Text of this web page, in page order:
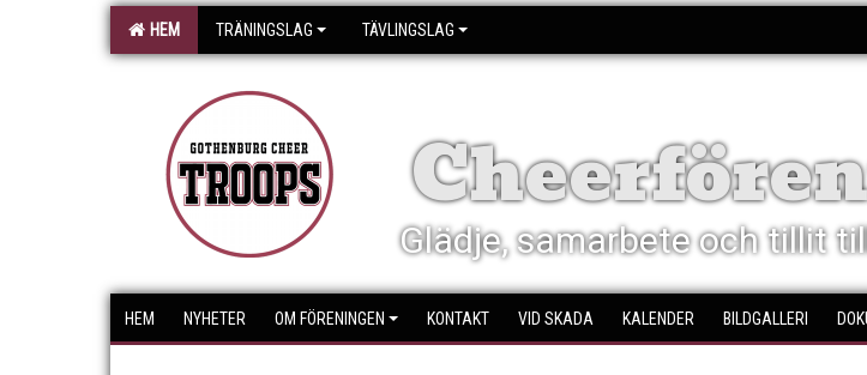
HEM TRÄNINGSLAG TÄVLINGSLAG
Glädje, samarbete och tillit
HEM NYHETER OM FÖRENINGEN KONTAKT VID SKADA KALENDER BILDGALLERI